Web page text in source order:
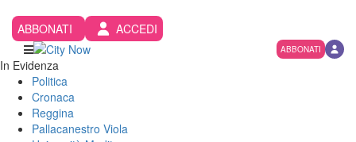
ABBONATI ACCEDI
ABBONATI
In Evidenza
Politica
Cronaca
Reggina
Pallacanestro Viola